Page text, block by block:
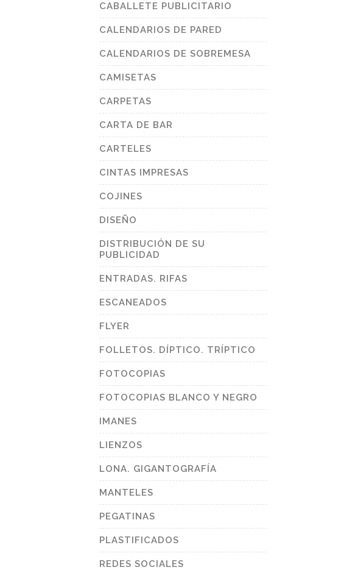
CABALLETE PUBLICITARIO
CALENDARIOS DE PARED
CALENDARIOS DE SOBREMESA
CAMISETAS
CARPETAS
CARTA DE BAR
CARTELES
CINTAS IMPRESAS
COJINES
DISEÑO
DISTRIBUCIÓN DE SU
PUBLICIDAD
ENTRADAS. RIFAS
ESCANEADOS
FLYER
FOLLETOS. DÍPTICO. TRÍPTICO
FOTOCOPIAS
FOTOCOPIAS BLANCO Y NEGRO
IMANES
LIENZOS
LONA. GIGANTOGRAFÍA
MANTELES
PEGATINAS
PLASTIFICADOS
REDES SOCIALES